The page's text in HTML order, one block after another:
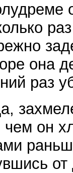
она
раз
он
от